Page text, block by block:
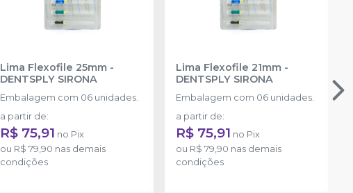
Lima Flexofile 25mm-
DENTSPLY SIRONA
Embalagem com 06 unidades.
a partir de:
R$ 75,91 no Pix
ou R$ 79,90 nas demais
condições
Lima Flexofile 21mm-
DENTSPLY SIRONA
Embalagem com 06 unidades.
a partir de:
R$ 75,91 no Pix
ou R$ 79,90 nas demais
condições